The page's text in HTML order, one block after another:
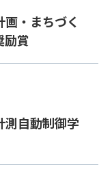
・まちづく
励賞
測自動制御学